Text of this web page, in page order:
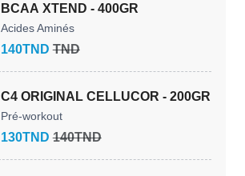
BCAA XTEND - 400GR
Acides Aminés
140TNDTND
C4 ORIGINAL CELLUCOR - 200GR
Pré-workout
130TND140TND